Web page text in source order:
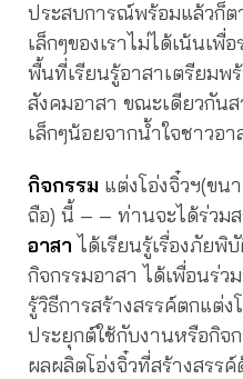
ประสบการณ์พร้อมแล้วก็ต
เล็กๆของเราไม่ได้เน้นเ
พื้นที่เรียนรู้อาสาเตรียม
สังคมอาสา ขณะเดียวกัน
เล็กๆน้อยจากน้ำใจชาวอ
กิจกรรม แต่งโอ่งจิ๋วฯ(ขน
ถือ) นี้ – – ท่านจะได้ร่วมส
อาสา ได้เรียนรู้เรื่องภัยพิ
กิจกรรมอาสา ได้เพื่อนร่
รู้วิธีการสร้างสรรค์ตกแต่
ประยุกต์ใช้กับงานหรือกิจ
ผลผลิตโอ่งจิ๋วที่สร้างสรร